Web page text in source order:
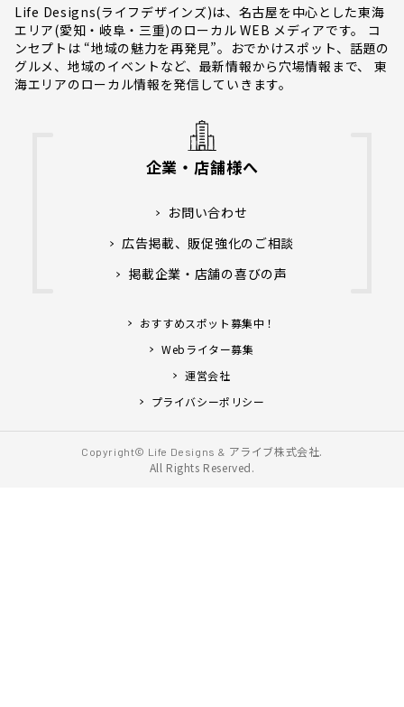
Life Designs(ライフデザインズ)は、名古屋を中心とした東海
エリア(愛知・岐阜・三重)のローカル WEB メディアです。 コ
ンセプトは “地域の魅力を再発見”。おでかけスポット、話題の
グルメ、地域のイベントなど、最新情報から穴場情報まで、 東
海エリアのローカル情報を発信していきます。
企業・店舗様へ
お問い合わせ
広告掲載、販促強化のご相談
掲載企業・店舗の喜びの声
おすすめスポット募集中！
Webライター募集
運営会社
プライバシーポリシー
Copyright© Life Designs & アライブ株式会社.
All Rights Reserved.